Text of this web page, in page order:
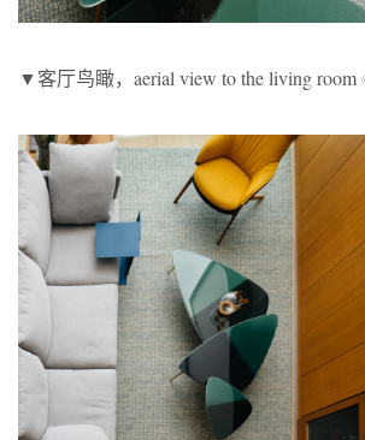
▼客厅鸟瞰，aerial view to the living room